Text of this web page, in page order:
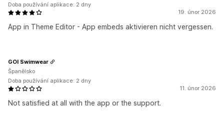
19. únor 2026
App in Theme Editor - App embeds aktivieren nicht vergessen.
Doba používání aplikace: 2 dny
11. únor 2026
Not satisfied at all with the app or the support.
GOI Swimwear
Španělsko
Doba používání aplikace: 2 dny